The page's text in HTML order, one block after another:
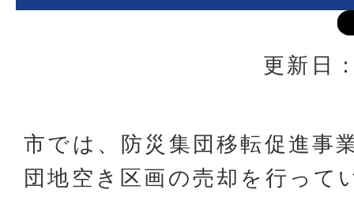
更新日
市では、防災集団移転促進事
団地空き区画の売却を行って